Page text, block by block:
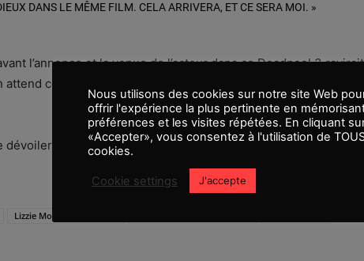
DANS LE MÊME FILM. CELA ARRIVERA, ET CE SERA MOI. »
l’annonce et la venue de l’acteur dans ce Deadpool 3 ravirait
cette rencontre, et il se pourrait cela soit le cas pour ce
dévoiler dans les futurs mois et semaines.
Lizzie Molyneaux-Loeglin
Nous utilisons des cookies sur notre site Web
offrir l'expérience la plus pertinente en
préférences et les visites répétées. En cliquant
«Accepter», vous consentez à l'utilisation de
cookies.
Cookie settings J'accepte